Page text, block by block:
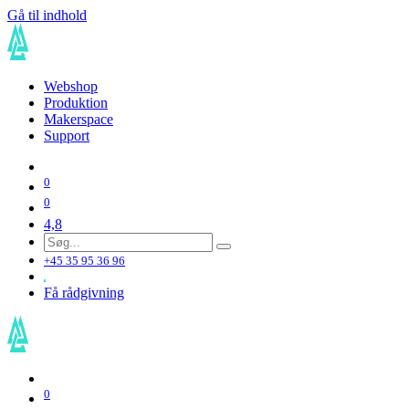
Gå til indhold
Webshop
Produktion
Makerspace
Support
0
0
4,8
+45 35 95 36 96
Få rådgivning
0